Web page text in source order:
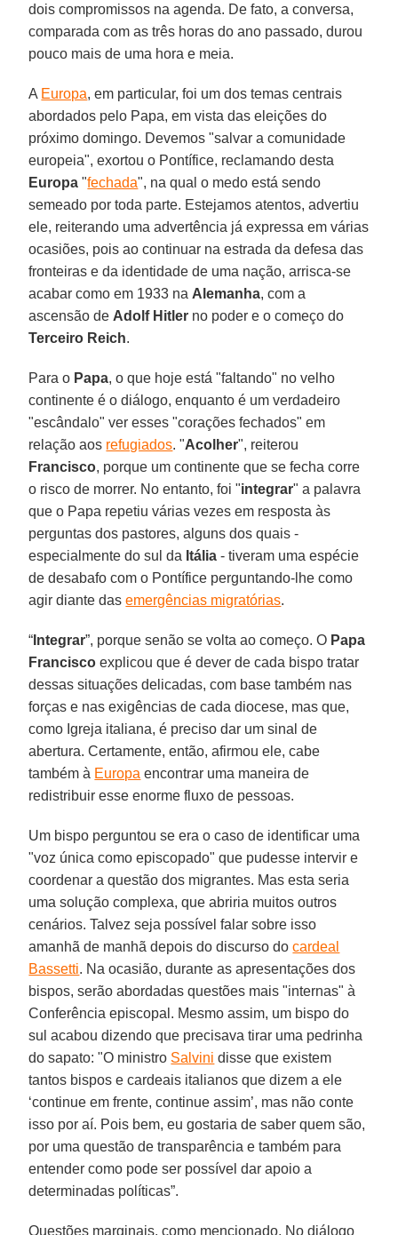
dois compromissos na agenda. De fato, a conversa,
comparada com as três horas do ano passado, durou
pouco mais de uma hora e meia.
A Europa, em particular, foi um dos temas centrais
abordados pelo Papa, em vista das eleições do
próximo domingo. Devemos "salvar a comunidade
europeia", exortou o Pontífice, reclamando desta
Europa "fechada", na qual o medo está sendo
semeado por toda parte. Estejamos atentos, advertiu
ele, reiterando uma advertência já expressa em várias
ocasiões, pois ao continuar na estrada da defesa das
fronteiras e da identidade de uma nação, arrisca-se
acabar como em 1933 na Alemanha, com a
ascensão de Adolf Hitler no poder e o começo do
Terceiro Reich.
Para o Papa, o que hoje está "faltando" no velho
continente é o diálogo, enquanto é um verdadeiro
"escândalo" ver esses "corações fechados" em
relação aos refugiados. "Acolher", reiterou
Francisco, porque um continente que se fecha corre
o risco de morrer. No entanto, foi "integrar" a palavra
que o Papa repetiu várias vezes em resposta às
perguntas dos pastores, alguns dos quais -
especialmente do sul da Itália - tiveram uma espécie
de desabafo com o Pontífice perguntando-lhe como
agir diante dasemergências migratórias.
“ Integrar”, porque senão se volta ao começo. O Papa
Francisco explicou que é dever de cada bispo tratar
dessas situações delicadas, com base também nas
forças e nas exigências de cada diocese, mas que,
como Igreja italiana, é preciso dar um sinal de
abertura. Certamente, então, afirmou ele, cabe
também à Europa encontrar uma maneira de
redistribuir esse enorme fluxo de pessoas.
Um bispo perguntou se era o caso de identificar uma
"voz única como episcopado" que pudesse intervir e
coordenar a questão dos migrantes. Mas esta seria
uma solução complexa, que abriria muitos outros
cenários. Talvez seja possível falar sobre isso
amanhã de manhã depois do discurso docardeal
Bassetti. Na ocasião, durante as apresentações dos
bispos, serão abordadas questões mais "internas" à
Conferência episcopal. Mesmo assim, um bispo do
sul acabou dizendo que precisava tirar uma pedrinha
do sapato: "O ministro Salvini disse que existem
tantos bispos e cardeais italianos que dizem a ele
‘continue em frente, continue assim’, mas não conte
isso por aí. Pois bem, eu gostaria de saber quem são,
por uma questão de transparência e também para
entender como pode ser possível dar apoio a
determinadas políticas”.
Questões marginais, como mencionado. No diálogo